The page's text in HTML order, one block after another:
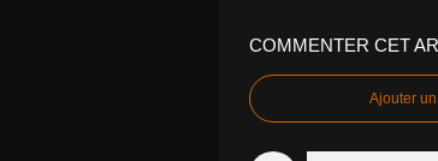
COMMENTER CET
Ajouter